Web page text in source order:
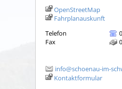
OpenStreetMap
Fahrplanauskunft
Telefon
Fax
info@schoenau-im-
Kontaktformular